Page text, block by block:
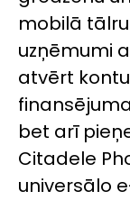
mobilā
uzņēmumi
atvērt
bet arī
Citadele
universālo